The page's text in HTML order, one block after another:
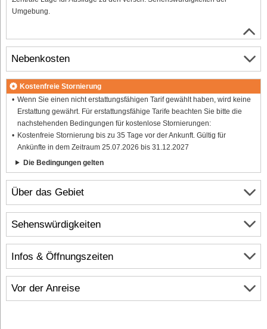
Umgebung.
Über das Gebiet
Infos & Öffnungszeiten
Vor der Anreise
Nebenkosten
Kostenfreie Stornierung
Wenn Sie einen nicht erstattungsfähigen Tarif gewählt haben, wird keine
Erstattung gewährt. Für erstattungsfähige Tarife beachten Sie bitte die
nachstehenden Bedingungen für kostenlose Stornierungen:
Kostenfreie Stornierung bis zu 35 Tage vor der Ankunft. Gültig für
Ankünfte in dem Zeitraum 25.07.2026 bis 31.12.2027
Die Bedingungen gelten
Sehenswürdigkeiten